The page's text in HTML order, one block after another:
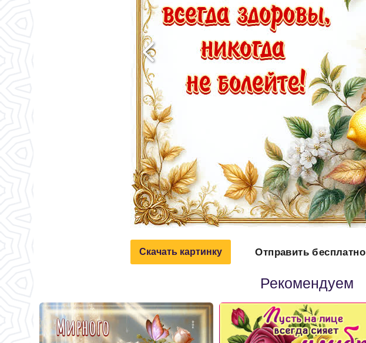
Скачать картинку Отправить бесплатно
Рекомендуем